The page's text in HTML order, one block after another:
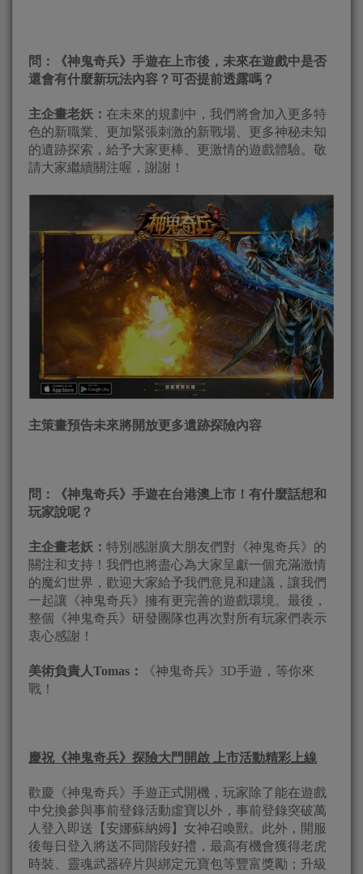
問：《神鬼奇兵》手遊在上市後，未來在遊戲中是否
還會有什麼新玩法內容？可否提前透露嗎？
主企畫老妖： 在未來的規劃中，我們將會加入更多特
色的新職業、更加緊張刺激的新戰場、更多神秘未知
的遺跡探索，給予大家更棒、更激情的遊戲體驗。敬
請大家繼續關注喔，謝謝！
主策畫預告未來將開放更多遺跡探險內容
問：《神鬼奇兵》手遊在台港澳上市！有什麼話想和
玩家說呢？
主企畫老妖： 特別感謝廣大朋友們對《神鬼奇兵》的
關注和支持！我們也將盡心為大家呈獻一個充滿激情
的魔幻世界，歡迎大家給予我們意見和建議，讓我們
一起讓《神鬼奇兵》擁有更完善的遊戲環境。最後，
整個《神鬼奇兵》研發團隊也再次對所有玩家們表示
衷心感謝！
美術負責人Tomas：
《神鬼奇兵》3D手遊，等你來
戰！
慶祝《神鬼奇兵》探險大門開啟 上市活動精彩上線
歡慶《神鬼奇兵》手遊正式開機，玩家除了能在遊戲
中兌換參與事前登錄活動虛寶以外，事前登錄突破萬
人登入即送【安娜蘇納姆】女神召喚獸。此外，開服
後每日登入將送不同階段好禮，最高有機會獲得老虎
時裝、靈魂武器碎片與綁定元寶包等豐富獎勵；升級